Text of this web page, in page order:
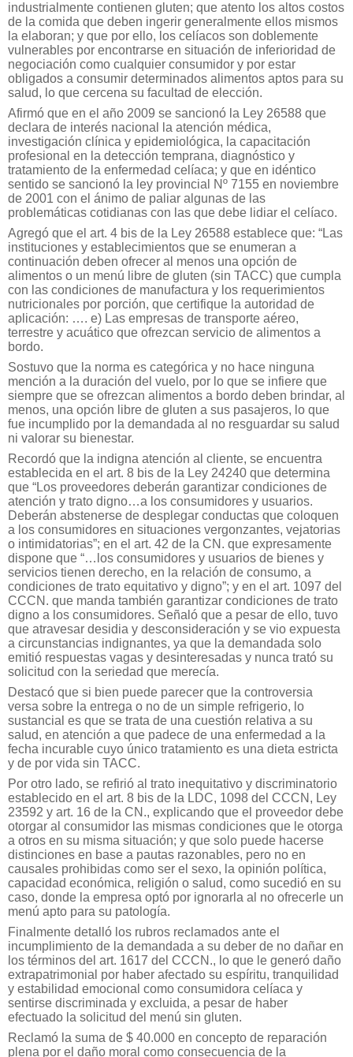
industrialmente contienen gluten; que atento los altos costos
de la comida que deben ingerir generalmente ellos mismos
la elaboran; y que por ello, los celíacos son doblemente
vulnerables por encontrarse en situación de inferioridad de
negociación como cualquier consumidor y por estar
obligados a consumir determinados alimentos aptos para su
salud, lo que cercena su facultad de elección.
Afirmó que en el año 2009 se sancionó la Ley 26588 que
declara de interés nacional la atención médica,
investigación clínica y epidemiológica, la capacitación
profesional en la detección temprana, diagnóstico y
tratamiento de la enfermedad celíaca; y que en idéntico
sentido se sancionó la ley provincial Nº 7155 en noviembre
de 2001 con el ánimo de paliar algunas de las
problemáticas cotidianas con las que debe lidiar el celíaco.
Agregó que el art. 4 bis de la Ley 26588 establece que: “Las
instituciones y establecimientos que se enumeran a
continuación deben ofrecer al menos una opción de
alimentos o un menú libre de gluten (sin TACC) que cumpla
con las condiciones de manufactura y los requerimientos
nutricionales por porción, que certifique la autoridad de
aplicación: …. e) Las empresas de transporte aéreo,
terrestre y acuático que ofrezcan servicio de alimentos a
bordo.
Sostuvo que la norma es categórica y no hace ninguna
mención a la duración del vuelo, por lo que se infiere que
siempre que se ofrezcan alimentos a bordo deben brindar, al
menos, una opción libre de gluten a sus pasajeros, lo que
fue incumplido por la demandada al no resguardar su salud
ni valorar su bienestar.
Recordó que la indigna atención al cliente, se encuentra
establecida en el art. 8 bis de la Ley 24240 que determina
que “Los proveedores deberán garantizar condiciones de
atención y trato digno…a los consumidores y usuarios.
Deberán abstenerse de desplegar conductas que coloquen
a los consumidores en situaciones vergonzantes, vejatorias
o intimidatorias”; en el art. 42 de la CN. que expresamente
dispone que “…los consumidores y usuarios de bienes y
servicios tienen derecho, en la relación de consumo, a
condiciones de trato equitativo y digno”; y en el art. 1097 del
CCCN. que manda también garantizar condiciones de trato
digno a los consumidores. Señaló que a pesar de ello, tuvo
que atravesar desidia y desconsideración y se vio expuesta
a circunstancias indignantes, ya que la demandada solo
emitió respuestas vagas y desinteresadas y nunca trató su
solicitud con la seriedad que merecía.
Destacó que si bien puede parecer que la controversia
versa sobre la entrega o no de un simple refrigerio, lo
sustancial es que se trata de una cuestión relativa a su
salud, en atención a que padece de una enfermedad a la
fecha incurable cuyo único tratamiento es una dieta estricta
y de por vida sin TACC.
Por otro lado, se refirió al trato inequitativo y discriminatorio
establecido en el art. 8 bis de la LDC, 1098 del CCCN, Ley
23592 y art. 16 de la CN., explicando que el proveedor debe
otorgar al consumidor las mismas condiciones que le otorga
a otros en su misma situación; y que solo puede hacerse
distinciones en base a pautas razonables, pero no en
causales prohibidas como ser el sexo, la opinión política,
capacidad económica, religión o salud, como sucedió en su
caso, donde la empresa optó por ignorarla al no ofrecerle un
menú apto para su patología.
Finalmente detalló los rubros reclamados ante el
incumplimiento de la demandada a su deber de no dañar en
los términos del art. 1617 del CCCN., lo que le generó daño
extrapatrimonial por haber afectado su espíritu, tranquilidad
y estabilidad emocional como consumidora celíaca y
sentirse discriminada y excluida, a pesar de haber
efectuado la solicitud del menú sin gluten.
Reclamó la suma de $ 40.000 en concepto de reparación
plena por el daño moral como consecuencia de la